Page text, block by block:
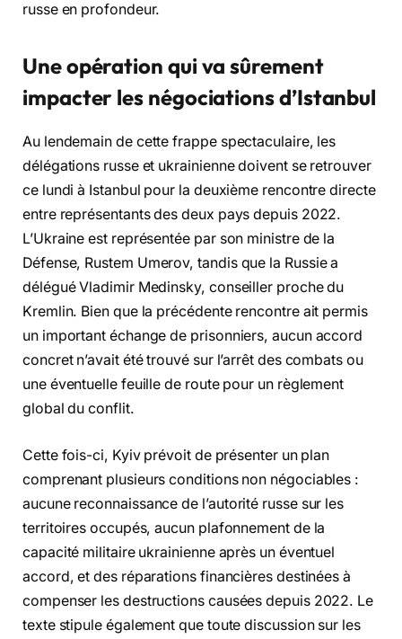
russe en profondeur.
Une opération qui va sûrement
impacter les négociations d’Istanbul
Au lendemain de cette frappe spectaculaire, les
délégations russe et ukrainienne doivent se retrouver
ce lundi à Istanbul pour la deuxième rencontre directe
entre représentants des deux pays depuis 2022.
L’Ukraine est représentée par son ministre de la
Défense, Rustem Umerov, tandis que la Russie a
délégué Vladimir Medinsky, conseiller proche du
Kremlin. Bien que la précédente rencontre ait permis
un important échange de prisonniers, aucun accord
concret n’avait été trouvé sur l’arrêt des combats ou
une éventuelle feuille de route pour un règlement
global du conflit.
Cette fois-ci, Kyiv prévoit de présenter un plan
comprenant plusieurs conditions non négociables :
aucune reconnaissance de l’autorité russe sur les
territoires occupés, aucun plafonnement de la
capacité militaire ukrainienne après un éventuel
accord, et des réparations financières destinées à
compenser les destructions causées depuis 2022. Le
texte stipule également que toute discussion sur les